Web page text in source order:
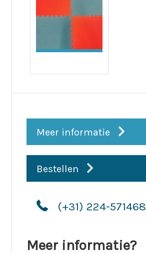
Meer informatie
Bestellen
(+31) 224-571468
Meer informatie?